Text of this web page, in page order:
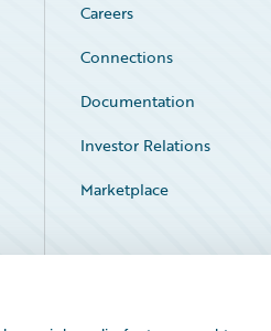
Careers
Connections
Documentation
Investor Relations
Marketplace
Service Status